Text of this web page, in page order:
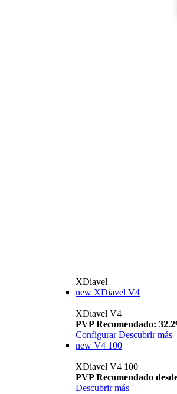
XDiavel
new XDiavel V4
XDiavel V4
PVP Recomendado:
Configurar Descubrir más
new V4 100
XDiavel V4 100
PVP Recomendado
Descubrir más